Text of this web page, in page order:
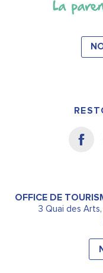
OFFICE DE
3 Quai des